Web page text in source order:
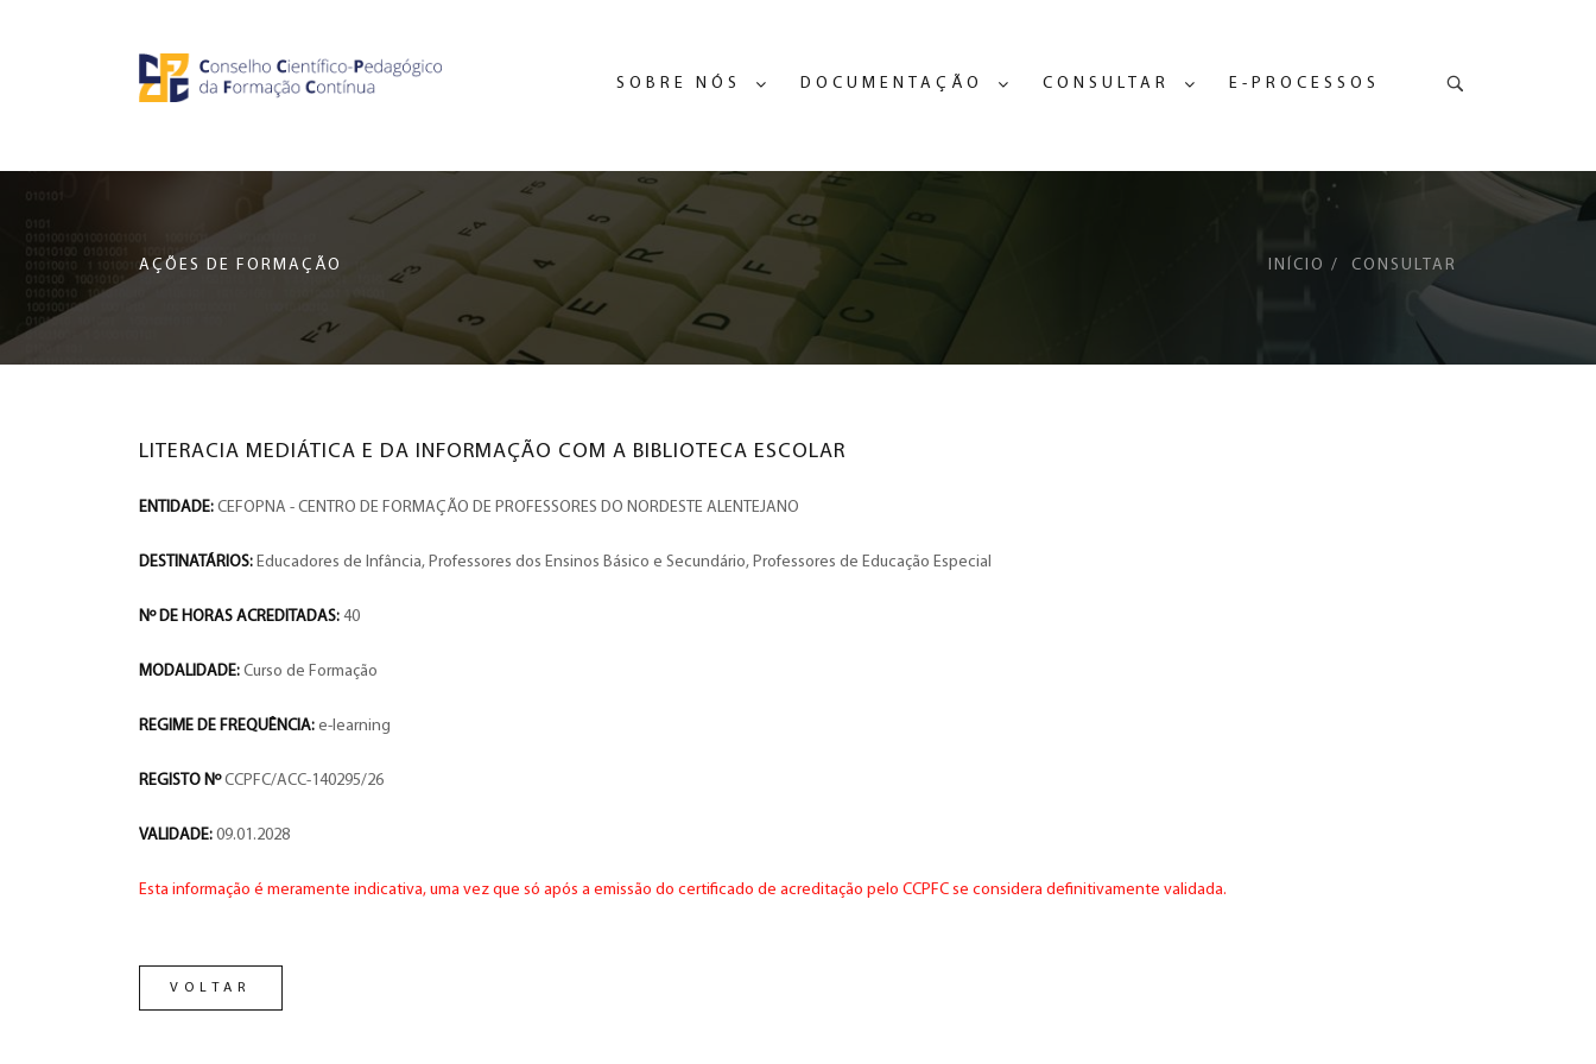
da
página
-
CIENTÍFICO-
PEDAGÓGICO
Pesquisa
SOBRE NÓS DOCUMENTAÇÃO CONSULTAR E-PROCESSOS
AÇÕES DE FORMAÇÃO INÍCIO CONSULTAR
LITERACIA MEDIÁTICA E DA INFORMAÇÃO COM A BIBLIOTECA ESCOLAR
ENTIDADE: CEFOPNA - CENTRO DE FORMAÇÃO DE PROFESSORES DO NORDESTE ALENTEJANO
DESTINATÁRIOS: Educadores de Infância, Professores dos Ensinos Básico e Secundário, Professores de Educação Especial
Nº DE HORAS ACREDITADAS: 40
MODALIDADE: Curso de Formação
REGIME DE FREQUÊNCIA: e-learning
REGISTO NºCCPFC/ACC-140295/26
VALIDADE: 09.01.2028
Esta informação é meramente indicativa, uma vez que só após a emissão do certificado de acreditação pelo CCPFC se considera definitivamente validada.
VOLTAR